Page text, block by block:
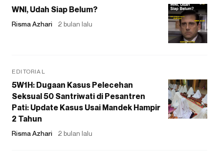
WNI, Udah Siap Belum?
Risma Azhari 2 bulan lalu
EDITORIAL
5W1H: Dugaan Kasus Pelecehan
Seksual 50 Santriwati di Pesantren
Pati: Update Kasus Usai Mandek Hampir
2 Tahun
Risma Azhari 2 bulan lalu